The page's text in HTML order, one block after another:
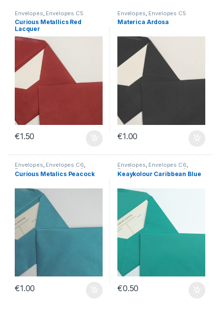
Envelopes Envelopes C5
Curious Metallics Red
Lacquer
€1.50
Envelopes Envelopes C5
Materica Ardosa
€1.00
Envelopes, Envelopes C6,
Envelopes sem Impressão
Curious Metalics Peacock
€1.00
Envelopes, Envelopes C6,
Envelopes sem Impressão
Keaykolour Caribbean Blue
€0.50